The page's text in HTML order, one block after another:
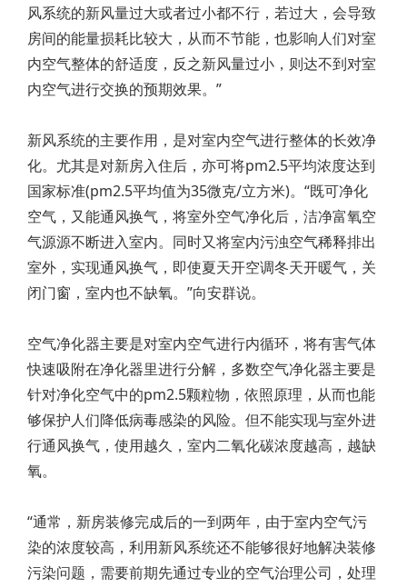
风系统的新风量过大或者过小都不行，若过大，会导致
房间的能量损耗比较大，从而不节能，也影响人们对室
内空气整体的舒适度，反之新风量过小，则达不到对室
内空气进行交换的预期效果。”
新风系统的主要作用，是对室内空气进行整体的长效净
化。尤其是对新房入住后，亦可将pm2.5平均浓度达到
国家标准(pm2.5平均值为35微克/立方米)。“既可净化
空气，又能通风换气，将室外空气净化后，洁净富氧空
气源源不断进入室内。同时又将室内污浊空气稀释排出
室外，实现通风换气，即使夏天开空调冬天开暖气，关
闭门窗，室内也不缺氧。”向安群说。
空气净化器主要是对室内空气进行内循环，将有害气体
快速吸附在净化器里进行分解，多数空气净化器主要是
针对净化空气中的pm2.5颗粒物，依照原理，从而也能
够保护人们降低病毒感染的风险。但不能实现与室外进
行通风换气，使用越久，室内二氧化碳浓度越高，越缺
氧。
“通常，新房装修完成后的一到两年，由于室内空气污
染的浓度较高，利用新风系统还不能够很好地解决装修
污染问题，需要前期先通过专业的空气治理公司，处理